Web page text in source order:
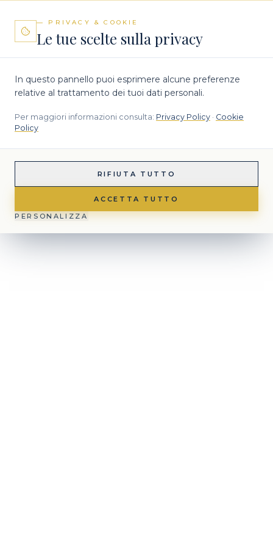
— PRIVACY & COOKIE
Le tue scelte sulla privacy
In questo pannello puoi esprimere alcune preferenze
relative al trattamento dei tuoi dati personali.
Per maggiori informazioni consulta: Privacy Policy · Cookie
Policy
PERSONALIZZA
RIFIUTA TUTTO
ACCETTA TUTTO